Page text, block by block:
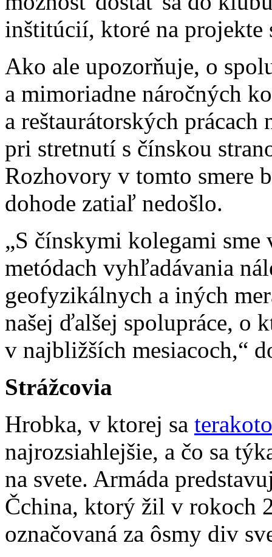
inštitúcií, ktoré na projekte
Ako ale upozorňuje, o
a mimoriadne náročných
a reštaurátorských
pri stretnutí s čínskou
Rozhovory v tomto smere
dohode zatiaľ nedošlo.
„S čínskymi kolegami
metódach vyhľadávania
geofyzikálnych a iných
našej ďalšej spolupráce, o
v najbližších mesiacoch,“
Strážcovia
Hrobka, v ktorej sa
najrozsiahlejšie, a čo sa
na svete. Armáda
Čchina, ktorý žil v rokoch
označovaná za ôsmy div